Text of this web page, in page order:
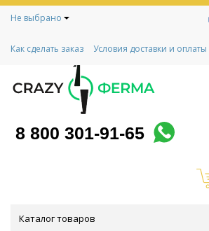
Не выбрано
Как сделать заказ Условия доставки и оплаты
Контакты
Социальный контракт
Любимая ферма
8 800 301-91-65
Каталог товаров